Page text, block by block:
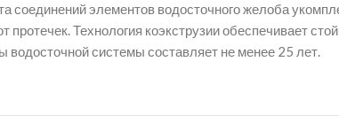
соединений элементов водосточного желоба
Технология коэкструзии обеспечивает
системы составляет не менее 25 лет.